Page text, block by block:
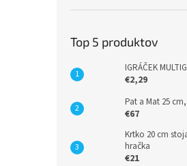
Top 5 produktov
IGRÁČEK
€2,29
Pat a Mat 25
€67
Krtko 20 cm
hračka
€21